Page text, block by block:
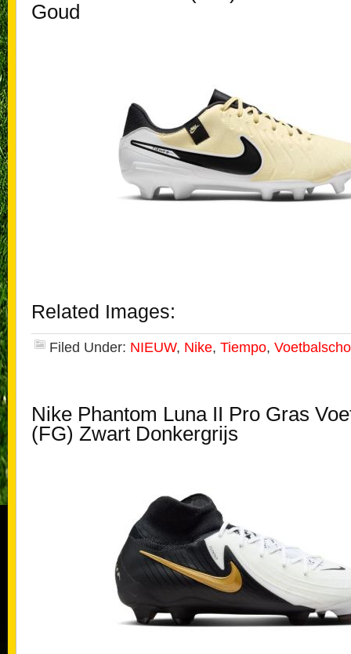
Goud
Related Images:
Filed Under: NIEUW, Nike, Tiempo,
Nike Phantom Luna II Pro Gras
(FG) Zwart Donkergrijs